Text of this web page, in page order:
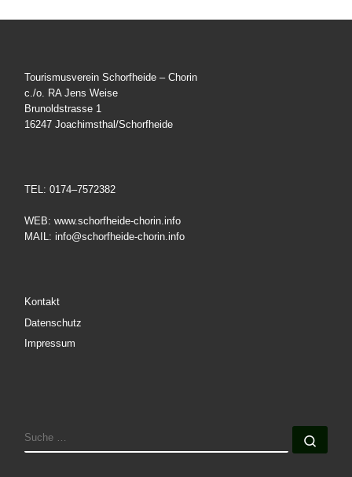
Tourismusverein Schorfheide – Chorin
c./o. RA Jens Weise
Brunoldstrasse 1
16247 Joachimsthal/Schorfheide
TEL: 0174–7572382
WEB: www.schorfheide-chorin.info
MAIL: info@schorfheide-chorin.info
Kontakt
Datenschutz
Impressum